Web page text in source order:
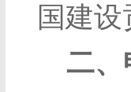
国建
二、